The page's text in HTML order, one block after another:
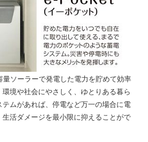
量ソーラーで発電した電力を貯めて効率
境や社会にやさしく、ゆとりある暮ら
テムがあれば、停電など万一の場合に電
活ダメージを最小限に抑えることがで